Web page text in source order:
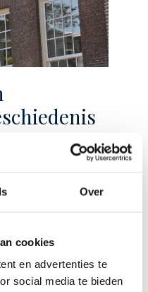
Over
cookies
en advertenties te
social media te bieden
in de
is het goed